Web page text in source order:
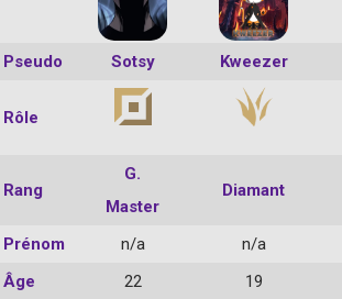
Pseudo Sotsy Kweezer
Rôle
Rang
G.
Master
Diamant
Prénom n/a n/a
Âge
22 19